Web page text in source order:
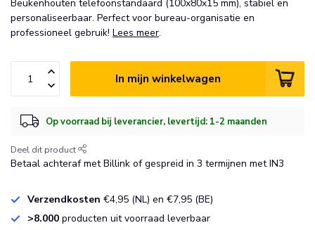
Beukenhouten telefoonstandaard (100x80x15 mm), stabiel en
personaliseerbaar. Perfect voor bureau-organisatie en
professioneel gebruik! Lees meer.
In mijn winkelwagen
Op voorraad bij leverancier, levertijd: 1-2 maanden
Deel dit product
Betaal achteraf met Billink of gespreid in 3 termijnen met IN3
Verzendkosten €4,95 (NL) en €7,95 (BE)
>8.000 producten uit voorraad leverbaar